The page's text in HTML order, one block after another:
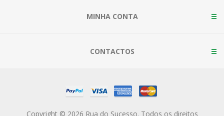
MINHA CONTA
CONTACTOS
Copyright © 2026 Rua do Sucesso. Todos os direitos